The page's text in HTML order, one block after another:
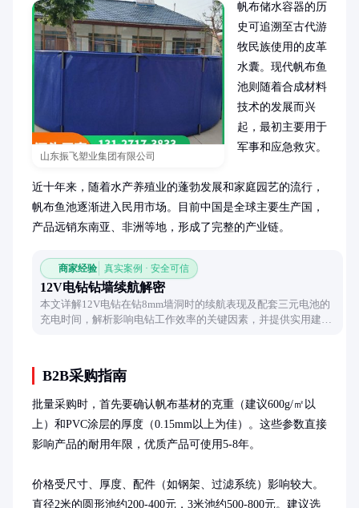
山东振飞塑业集团有限公司
帆布储水容器的历
史可追溯至古代游
牧民族使用的皮革
水囊。现代帆布鱼
池则随着合成材料
技术的发展而兴
起，最初主要用于
军事和应急救灾。
近十年来，随着水产养殖业的蓬勃发展和家庭园艺的流行，
帆布鱼池逐渐进入民用市场。目前中国是全球主要生产国，
产品远销东南亚、非洲等地，形成了完整的产业链。
商家经验 真实案例 · 安全可信
12V电钻钻墙续航解密
本文详解12V电钻在钻8mm墙洞时的续航表现及配套三元电池的
充电时间，解析影响电钻工作效率的关键因素，并提供实用建
B2B采购指南
批量采购时，首先要确认帆布基材的克重（建议600g/㎡以
上）和PVC涂层的厚度（0.15mm以上为佳）。这些参数直接
影响产品的耐用年限，优质产品可使用5-8年。
价格受尺寸、厚度、配件（如钢架、过滤系统）影响较大。
直径2米的圆形池约200-400元，3米池约500-800元。建议选